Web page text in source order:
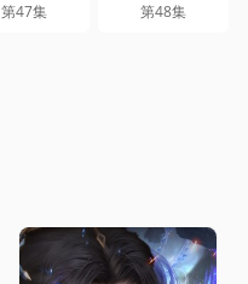
第47集 第48集